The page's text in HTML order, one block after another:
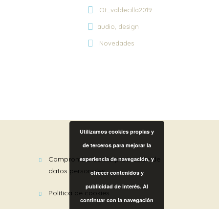
Ot_valdecilla2019
audio, design
Novedades
compromiso con la protección de
datos personales
política de cookies
Utilizamos cookies propias y
de terceros para mejorar la
experiencia de navegación, y
ofrecer contenidos y
publicidad de interés. Al
continuar con la navegación